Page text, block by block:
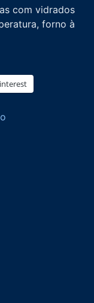
com vidrados
forno à